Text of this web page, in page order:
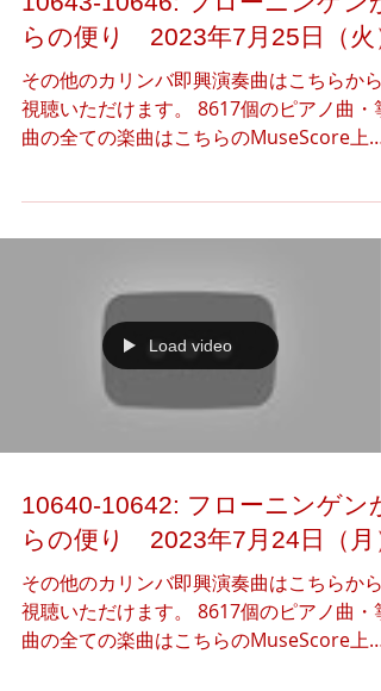
らの便り 2023年7月25日（火
その他のカリンバ即興演奏曲はこちらから
視聴いただけます。 8617個のピアノ曲・箏
曲の全ての楽曲はこちらのMuseScore上で
Load video
10640-10642: フローニンゲンか
らの便り 2023年7月24日（月
その他のカリンバ即興演奏曲はこちらから
視聴いただけます。 8617個のピアノ曲・箏
曲の全ての楽曲はこちらのMuseScore上で